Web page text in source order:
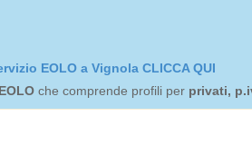
EOLO a Vignola CLICCA QUI
EOLO che comprende profili per privati,